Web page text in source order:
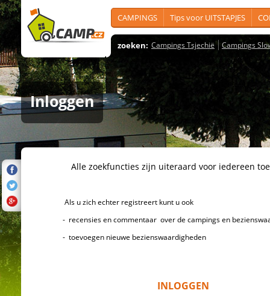
CAMPINGS Tips voor UITSTAPJES
zoeken: Campings Tsjechië Campings
Inloggen
Alle zoekfuncties zijn uiteraard voor iedereen
Als u zich echter registreert kunt u ook
- recensies en commentaar over de campings en
- toevoegen nieuwe bezienswaardigheden
INLOGGEN